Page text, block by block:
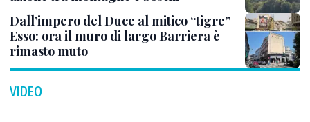
Dall’impero del Duce al mitico “tigre”
Esso: ora il muro di largo Barriera è
rimasto muto
VIDEO